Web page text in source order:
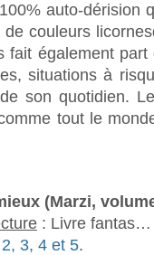
auto-
couleurs
fait également
situations à
son quotidien.
tout le
(Marzi,
: Livre fantas…
3, 4 et 5.